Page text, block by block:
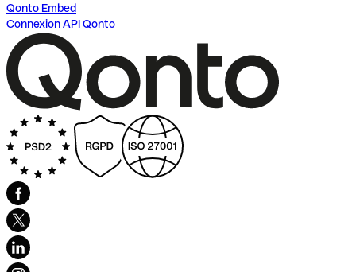
Qonto Embed
Connexion API Qonto